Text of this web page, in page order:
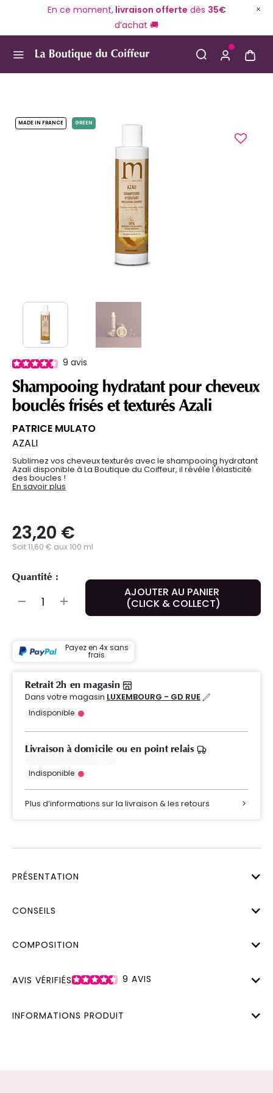
En ce moment,livraison offerte dès 35€
d’achat 🚚
MADE IN FRANCE GREEN
9 avis
Shampooing hydratant pour cheveux
bouclés frisés et texturés Azali
PATRICE MULATO
AZALI
Sublimez vos cheveux texturés avec le shampooing hydratant
Azali disponible à La Boutique du Coiffeur, il révéle l'élasticité
des boucles !
En savoir plus
23,20 €
Soit 11,60 € aux 100 ml
Quantité :
AJOUTER AU PANIER
(CLICK & COLLECT)
Payez en 4x sans
frais
Retrait 2h en magasin
Dans votre magasin LUXEMBOURG - GD RUE
Indisponible
Livraison à domicile ou en point relais
Indisponible
Plus d’informations sur la livraison & les retours
PRÉSENTATION
CONSEILS
COMPOSITION
AVIS VÉRIFIÉS 9 AVIS
INFORMATIONS PRODUIT